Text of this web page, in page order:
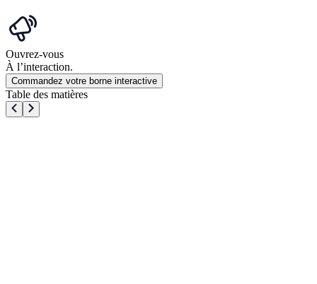
Ouvrez-vous
À l’interaction.
Commandez votre borne interactive
Table des matières